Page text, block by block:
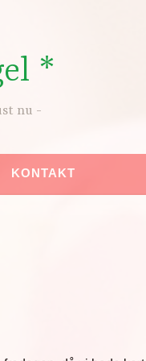
*
nu
KONTAKT